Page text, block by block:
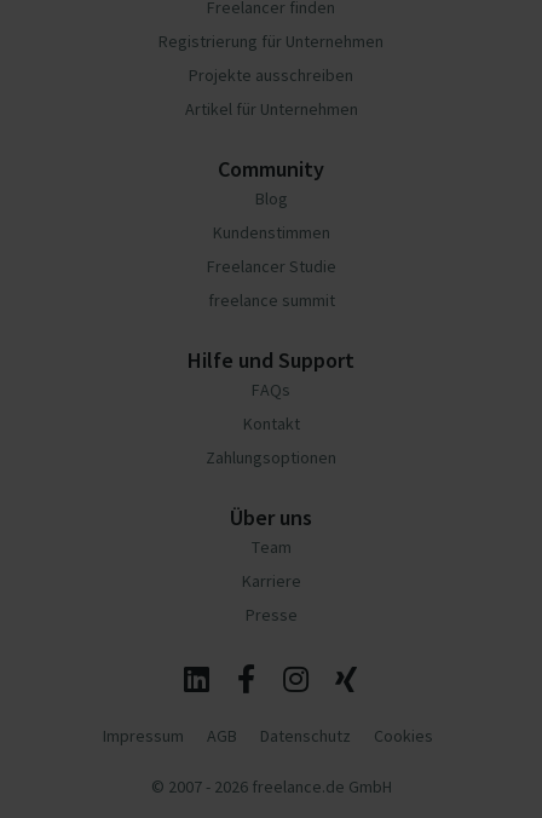
Freelancer finden
Registrierung für Unternehmen
Projekte ausschreiben
Artikel für Unternehmen
Community
Blog
Kundenstimmen
Freelancer Studie
freelance summit
Hilfe und Support
FAQs
Kontakt
Zahlungsoptionen
Über uns
Team
Karriere
Presse
Impressum AGB Datenschutz Cookies
© 2007 - 2026 freelance.de GmbH